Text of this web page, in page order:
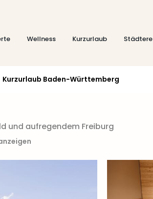
Wellness Kurzurlaub
Kurzurlaub Baden-Württemberg
und aufregendem Freiburg